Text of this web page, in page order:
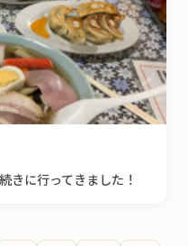
きに行ってきました！